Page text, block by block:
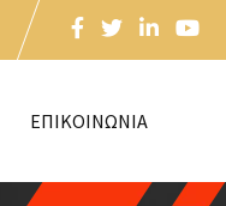
ΕΠΙΚΟΙΝΩΝΙΑ